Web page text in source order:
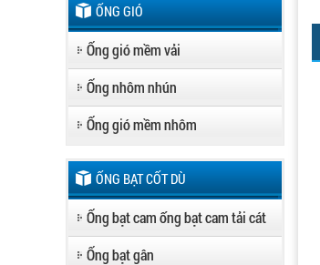
ỐNG GIÓ
Ống gió mềm vải
Ống nhôm nhún
Ống gió mềm nhôm
ỐNG BẠT CỐT DÙ
Ống bạt cam ống bạt cam tải cát
Ống bạt gân